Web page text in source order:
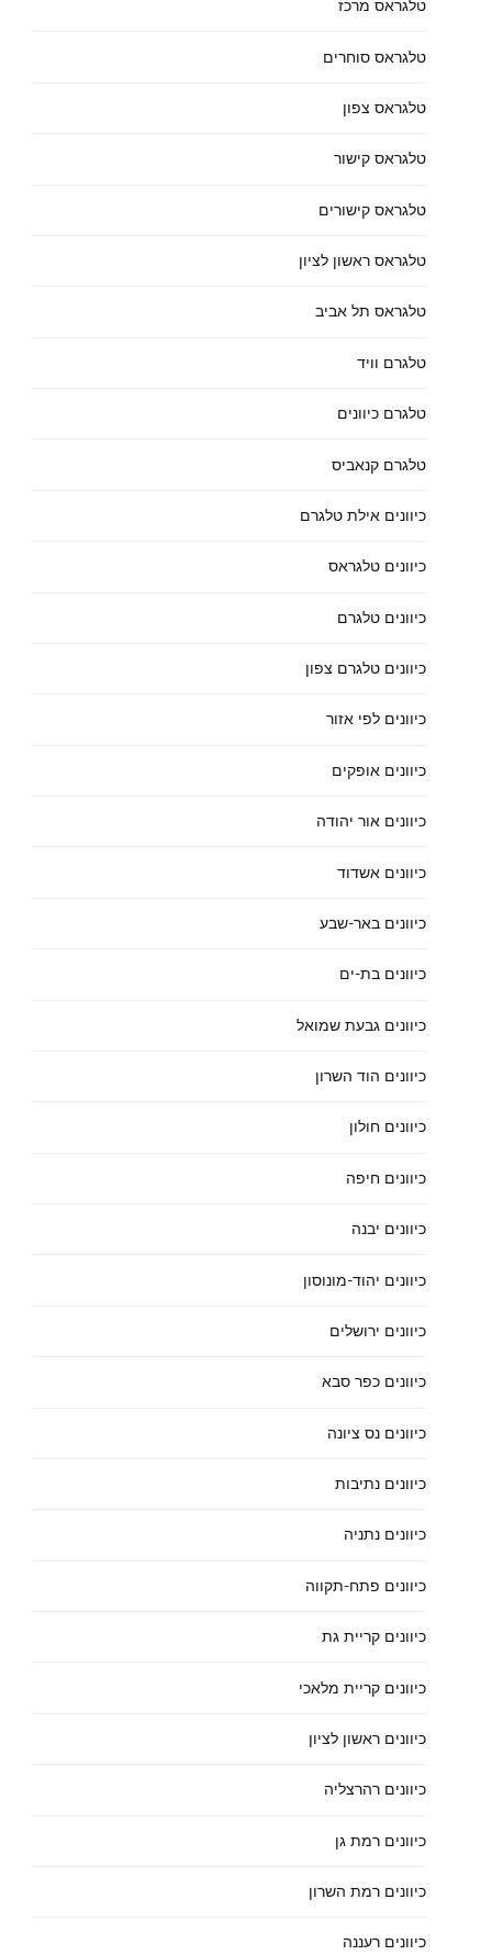
טלגראס מרכז
טלגראס סוחרים
טלגראס צפון
טלגראס קישור
טלגראס קישורים
טלגראס ראשון לציון
טלגראס תל אביב
טלגרם וויד
טלגרם כיוונים
טלגרם קנאביס
כיוונים אילת טלגרם
כיוונים טלגראס
כיוונים טלגרם
כיוונים טלגרם צפון
כיוונים לפי אזור
כיוונים אופקים
כיוונים אור יהודה
כיוונים אשדוד
כיוונים באר-שבע
כיוונים בת-ים
כיוונים גבעת שמואל
כיוונים הוד השרון
כיוונים חולון
כיוונים חיפה
כיוונים יבנה
כיוונים יהוד-מונוסון
כיוונים ירושלים
כיוונים כפר סבא
כיוונים נס ציונה
כיוונים נתיבות
כיוונים נתניה
כיוונים פתח-תקווה
כיוונים קריית גת
כיוונים קריית מלאכי
כיוונים ראשון לציון
כיוונים רהרצליה
כיוונים רמת גן
כיוונים רמת השרון
כיוונים רעננה